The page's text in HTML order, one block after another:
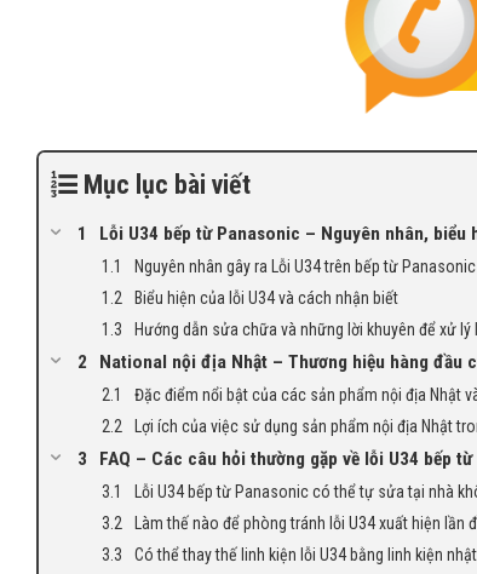
Mục lục bài viết
Lỗi U34 bếp từ Panasonic – Nguyên nhân, biểu
Nguyên nhân gây ra Lỗi U34 trên bếp từ
Biểu hiện của lỗi U34 và cách nhận biết
Hướng dẫn sửa chữa và những lời khuyên để xử lý
National nội địa Nhật – Thương hiệu hàng đầu
Đặc điểm nổi bật của các sản phẩm nội địa Nhật
Lợi ích của việc sử dụng sản phẩm nội địa Nhật
FAQ – Các câu hỏi thường gặp về lỗi U34 bếp
Lỗi U34 bếp từ Panasonic có thể tự sửa tại nhà
Làm thế nào để phòng tránh lỗi U34 xuất hiện lần
Có thể thay thế linh kiện lỗi U34 bằng linh kiện